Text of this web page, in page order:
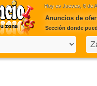
Hoy es Jueves, 6 de
Anuncios de
Sección donde